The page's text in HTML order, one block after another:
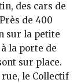
des cars de
de 400
sur la petite
la porte de
sur place.
rue, le Collectif